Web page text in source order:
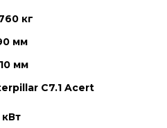
кг
мм
мм
C7.1 Acert
кВт